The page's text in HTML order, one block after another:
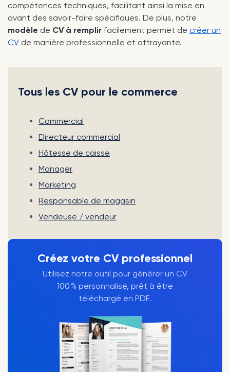
Créez votre CV professionnel
Utilisez notre outil pour générer un CV
100 % personnalisé, prêt à être
téléchargé en PDF.
compétences techniques, facilitant ainsi la mise en
avant des savoir-faire spécifiques. De plus, notre
modèle de CV à remplir facilement permet de créer un
CV de manière professionnelle et attrayante.
Tous les CV pour le commerce
Commercial
Directeur commercial
Hôtesse de caisse
Manager
Marketing
Responsable de magasin
Vendeuse / vendeur